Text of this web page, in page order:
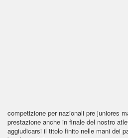
competizione per nazionali pre juniores
prestazione anche in finale del nostro
aggiudicarsi il titolo finito nelle mani dei